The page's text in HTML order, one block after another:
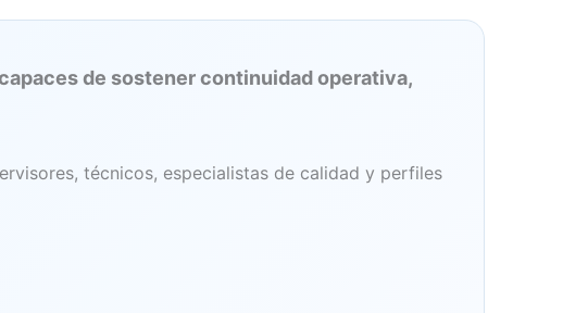
de sostener continuidad operativa,
técnicos, especialistas de calidad y perfiles